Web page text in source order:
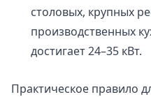
столовых, крупных
производственных
достигает 24–35 кВт.
Практическое правило